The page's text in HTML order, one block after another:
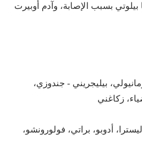
بسبب الإصابة، وآدم أوبيرت
بيليجريني - جندوزي،
زكاغني
أدوبو، براتي، فولورونشو،